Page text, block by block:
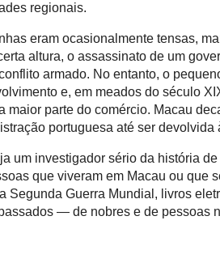
regionais.
eram ocasionalmente tensas,
altura, o assassinato de um
armado. No entanto, o
e, em meados do século
maior parte do comércio. Macau
portuguesa até ser devolvida
um investigador sério da história
que viveram em Macau ou que
Segunda Guerra Mundial, livros
​​— de nobres e de pessoas